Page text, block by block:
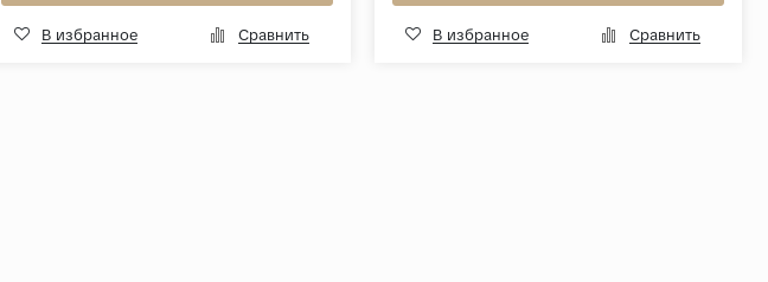
В избранное Сравнить В избранное Сравнить